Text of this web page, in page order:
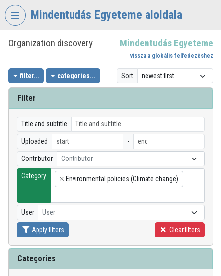
Skip header
Mindentudás Egyeteme aloldala
VIDEOTORIUM
MINDENTUDÁS
EGYETEME
Organization home
Log In
Organization discovery
Categories
Organization playlists
Organizations
Contributors
Organization discovery Mindentudás Egyeteme
vissza a globális felfedezéshez
filter... categories... Sort
Filter
Title and subtitle
Uploaded -
Contributor Contributor
Category
×
Environmental policies (Climate change)
User User
Apply filters Clear filters
Categories